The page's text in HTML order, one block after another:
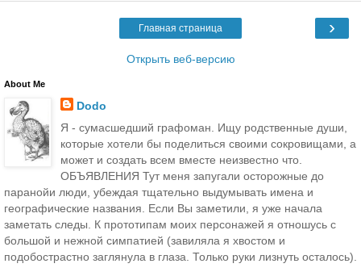
›
Главная страница
Открыть веб-версию
About Me
Dodo
Я - сумасшедший графоман. Ищу родственные души,
которые хотели бы поделиться своими сокровищами, а
может и создать всем вместе неизвестно что.
ОБЪЯВЛЕНИЯ Тут меня запугали осторожные до
паранойи люди, убеждая тщательно выдумывать имена и
географические названия. Если Вы заметили, я уже начала
заметать следы. К прототипам моих персонажей я отношусь с
большой и нежной симпатией (завиляла я хвостом и
подобострастно заглянула в глаза. Только руки лизнуть осталось).